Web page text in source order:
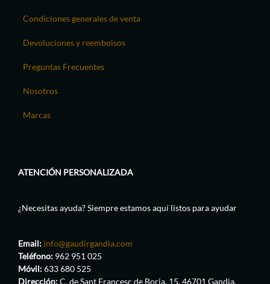
Condiciones generales de venta
Devoluciones y reembolsos
Preguntas Frecuentes
Nosotros
Marcas
ATENCIÓN PERSONALIZADA
¿Necesitas ayuda? Siempre estamos aquí listos para ayudar
Email: info@gaudirgandia.com
Teléfono: 962 951 025
Móvil:633 680 525
Dirección:C. de Sant Francesc de Borja, 15, 46701 Gandia,